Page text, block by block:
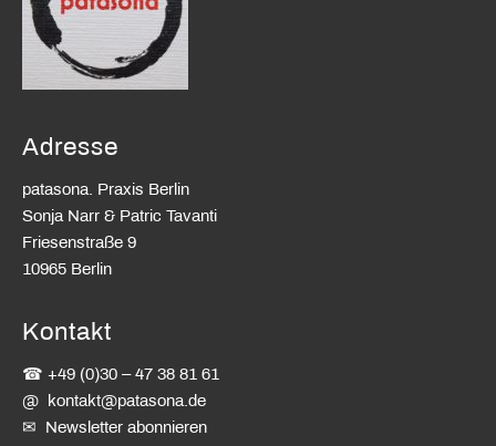
Adresse
patasona. Praxis Berlin
Sonja Narr & Patric Tavanti
Friesenstraße 9
10965 Berlin
Kontakt
☎ +49 (0)30 – 47 38 81 61
@
kontakt@patasona.de
✉ Newsletter abonnieren